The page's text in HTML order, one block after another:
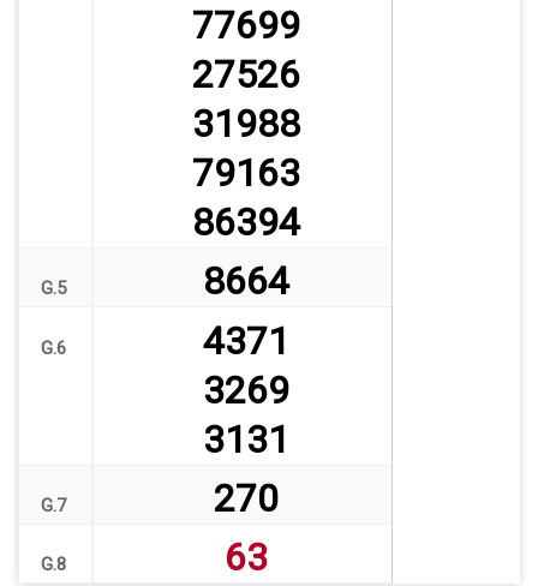
77699
27526
31988
79163
86394
G.5 8664
G.6
4371
3269
3131
G.7 270
G.8 63